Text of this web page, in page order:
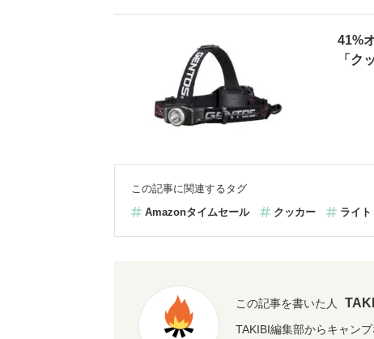
41%
「ク
この記事に関連するタグ
Amazonタイムセール
クッカー ライト
この記事を書いた人
TAKIBI編集部からキャン